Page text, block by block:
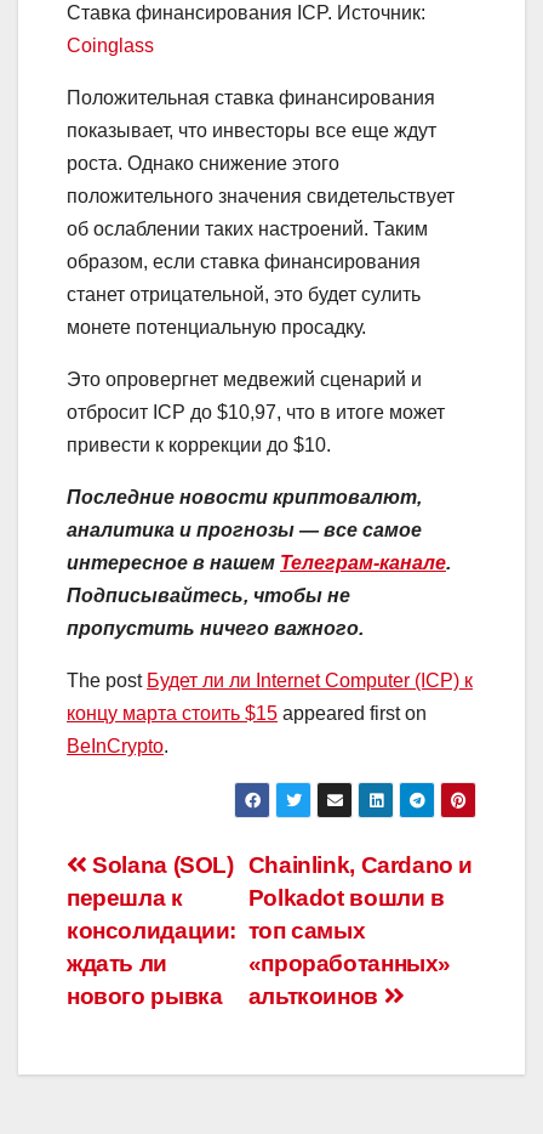
Ставка финансирования ICP. Источник:
Coinglass
Положительная ставка финансирования
показывает, что инвесторы все еще ждут
роста. Однако снижение этого
положительного значения свидетельствует
об ослаблении таких настроений. Таким
образом, если ставка финансирования
станет отрицательной, это будет сулить
монете потенциальную просадку.
Это опровергнет медвежий сценарий и
отбросит ICP до $10,97, что в итоге может
привести к коррекции до $10.
Последние новости криптовалют,
аналитика и прогнозы — все самое
интересное в нашем Телеграм-канале.
Подписывайтесь, чтобы не
пропустить ничего важного.
The post Будет ли ли Internet Computer (ICP) к
концу марта стоить $15 appeared first on
BeInCrypto.
Навигация
по
записям
Chainlink, Cardano и
Polkadot вошли в
топ самых
«проработанных»
альткоинов
Solana (SOL)
перешла к
консолидации:
ждать ли
нового рывка